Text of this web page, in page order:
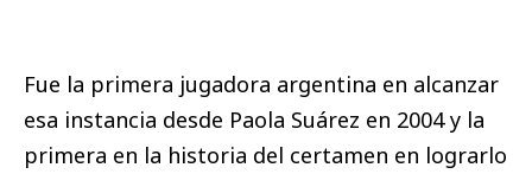
Fue la primera jugadora argentina en alcanzar
esa instancia desde Paola Suárez en 2004 y la
primera en la historia del certamen en lograrlo